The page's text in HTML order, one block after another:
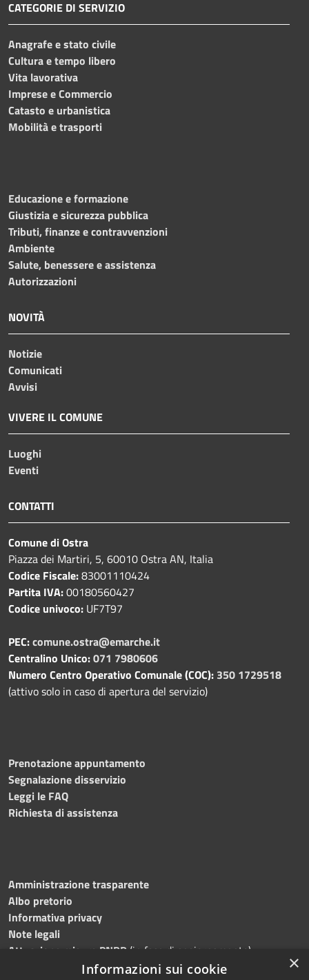
CATEGORIE DI SERVIZIO
Anagrafe e stato civile
Cultura e tempo libero
Vita lavorativa
Imprese e Commercio
Catasto e urbanistica
Mobilità e trasporti
Educazione e formazione
Giustizia e sicurezza pubblica
Tributi, finanze e contravvenzioni
Ambiente
Salute, benessere e assistenza
Autorizzazioni
NOVITÀ
Notizie
Comunicati
Avvisi
VIVERE IL COMUNE
Luoghi
Eventi
CONTATTI
Comune di Ostra
Piazza dei Martiri, 5, 60010 Ostra AN, Italia
Codice Fiscale:83001110424
Partita IVA:00180560427
Codice univoco: UF7T97
PEC:comune.ostra@emarche.it
Centralino Unico:071 7980606
Numero Centro Operativo Comunale (COC): 350 1729518
(attivo solo in caso di apertura del servizio)
Prenotazione appuntamento
Segnalazione disservizio
Leggi le FAQ
Richiesta di assistenza
Amministrazione trasparente
Albo pretorio
Informativa privacy
Note legali
Attuazione misure PNRR (in fase di aggiornamento)
Dichiarazione di accessibilità
×
Informazioni sui cookie